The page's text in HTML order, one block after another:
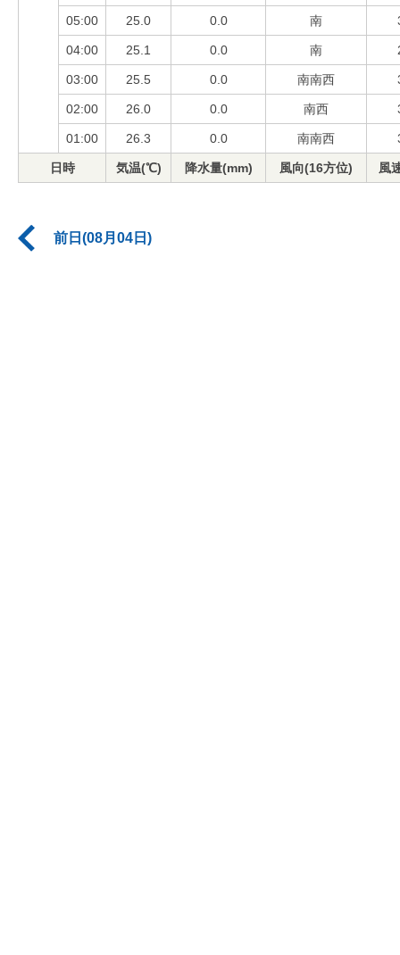
05:00 25.0 0.0 南
04:00 25.1 0.0 南
03:00 25.5 0.0 南南西
02:00 26.0 0.0 南西
01:00 26.3 0.0 南南西
日時 気温(℃) 降水量(mm) 風向(16方位) 風
前日(08月04日)